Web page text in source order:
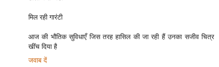
मिल रही गारंटी
आज की भौतिक सुविधाएँ जिस तरह हासिल की जा रही हैं उनका सजीव चित्र
खींच दिया है
जवाब दें